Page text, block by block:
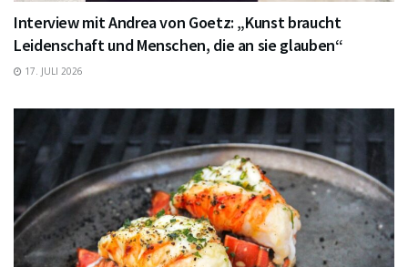
Interview mit Andrea von Goetz: „Kunst braucht
Leidenschaft und Menschen, die an sie glauben“
17. JULI 2026